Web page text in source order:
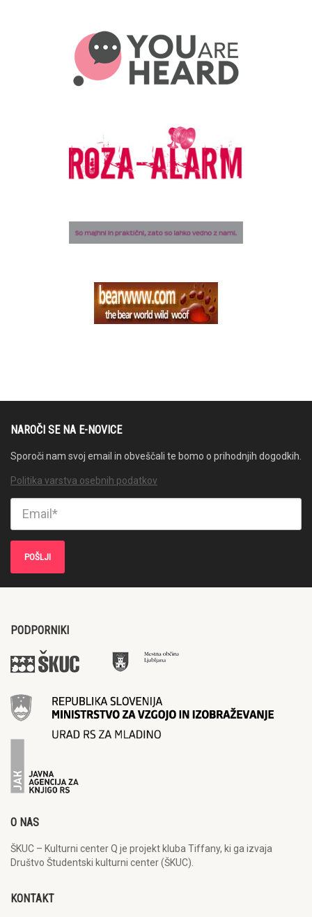
NAROČI SE NA E-NOVICE
Sporoči nam svoj email in obveščali te bomo o prihodnjih dogodkih.
Politika varstva osebnih podatkov
PODPORNIKI
O NAS
ŠKUC – Kulturni center Q je projekt kluba Tiffany, ki ga izvaja
Društvo Študentski kulturni center (ŠKUC).
KONTAKT